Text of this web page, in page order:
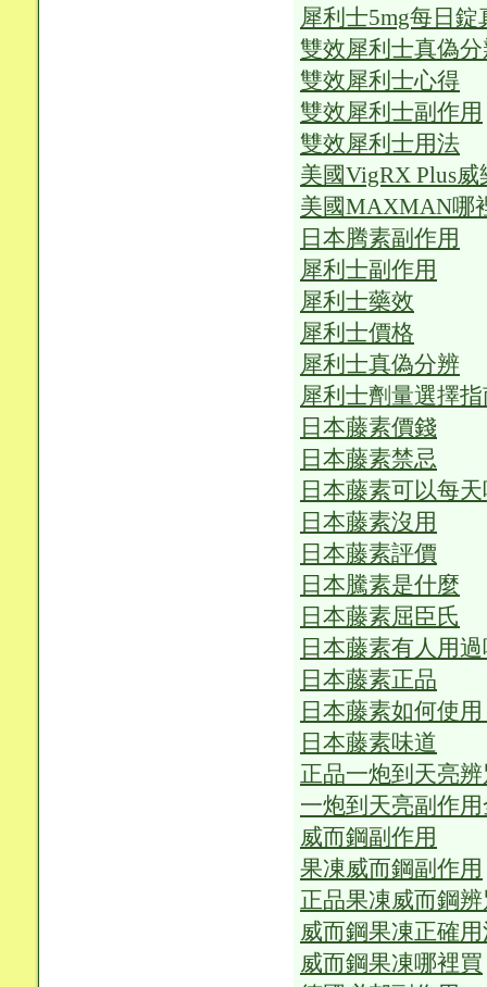
犀利士5mg每日錠
雙效犀利士真偽
雙效犀利士心得
雙效犀利士副作用
雙效犀利士用法
美國VigRX Plus
美國MAXMAN哪
日本腾素副作用
犀利士副作用
犀利士藥效
犀利士價格
犀利士真偽分辨
犀利士劑量選擇
日本藤素價錢
日本藤素禁忌
日本藤素可以每
日本藤素沒用
日本藤素評價
日本騰素是什麼
日本藤素屈臣氏
日本藤素有人用
日本藤素正品
日本藤素如何使
日本藤素味道
正品一炮到天亮
一炮到天亮副作
威而鋼副作用
果凍威而鋼副作用
正品果凍威而鋼
威而鋼果凍正確
威而鋼果凍哪裡買